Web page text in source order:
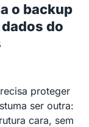
o backup
do
proteger
ser outra:
cara, sem